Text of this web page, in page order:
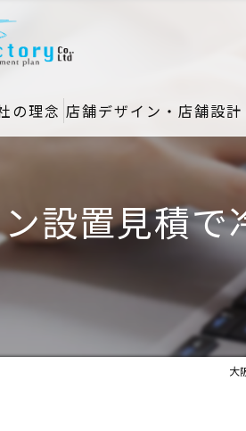
の理念 店舗デザイン・店舗設計
設置見積
大